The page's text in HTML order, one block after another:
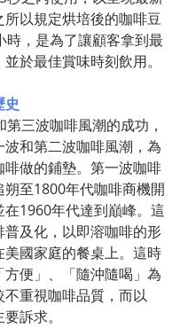
以規定烘培後的咖啡豆
時，是為了讓顧客拿到最
於最佳賞味時刻飲用。
史
三波咖啡風潮的成功，
和第二波咖啡風潮，為
啡做的鋪墊。第一波咖啡
朔至1800年代咖啡商機開
在1960年代達到巔峰。這
普及化，以即溶咖啡的形
美國家庭的餐桌上。這時
便」、「隨沖隨喝」為
不重視咖啡品質，而以
訴求。